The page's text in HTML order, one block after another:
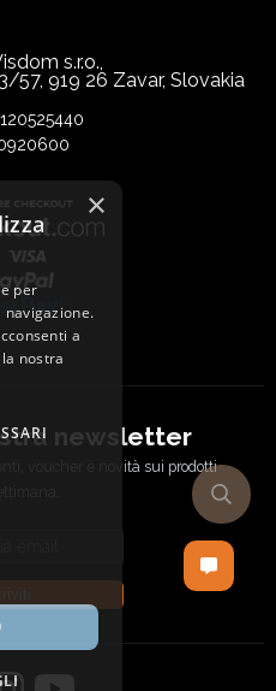
s.r.o.,
57, 919 26 Zavar, Slovakia
newsletter
voucher e novità sui prodotti
×
per
a
nostra